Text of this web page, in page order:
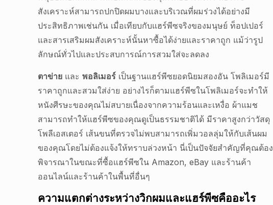
สังเคราะห์สามารถปกปิดผมบางและบริเวณที่ผมร่วงได้อย่างมี
ประสิทธิภาพเช่นกัน เมื่อเทียบกับแฮร์พีซจริงของมนุษย์ ท็อปเปอร์
และสารเสริมผมสังเคราะห์นั้นหาซื้อได้ง่ายและราคาถูก แม้ว่ารูป
ลักษณ์ทั่วไปและประสบการณ์การสวมใส่จะลดลง
ตาข่าย และพอลิเมอร์ เป็นฐานแฮร์พีซยอดนิยมสองอัน โพลิเมอร์มี
ราคาถูกและสวมใส่ง่าย อย่างไรก็ตามแฮร์พีซในโพลิเมอร์จะทำให้
หนังศีรษะของคุณไม่สบายเนื่องจากความร้อนและเหงื่อ ผ้าแมช
สามารถทำให้แฮร์พีซของคุณดูเป็นธรรมชาติได้ มีราคาสูงกว่าวัสดุ
โพลีเอสเตอร์ เส้นขนที่ตรวจไม่พบสามารถเพิ่มวอลลุ่มให้กับเส้นผม
ของคุณโดยไม่ต้องแจ้งให้ทราบล่วงหน้า นี่เป็นปัจจัยสำคัญที่คุณต้อง
พิจารณาในขณะที่ซื้อแฮร์พีซใน Amazon, eBay และร้านค้า
ออนไลน์และร้านค้าในพื้นที่อื่นๆ
ความแตกต่างระหว่างวิกผมและแฮร์พีซคืออะไร